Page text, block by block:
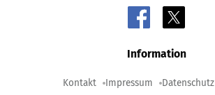
Information
Kontakt Impressum Datenschutz